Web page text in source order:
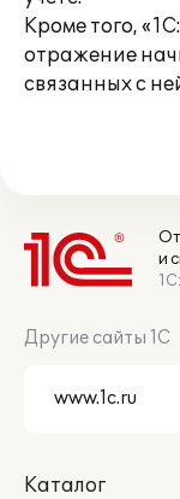
Кроме того,
отражение
связанных с
и
Другие сайты 1С
Каталог